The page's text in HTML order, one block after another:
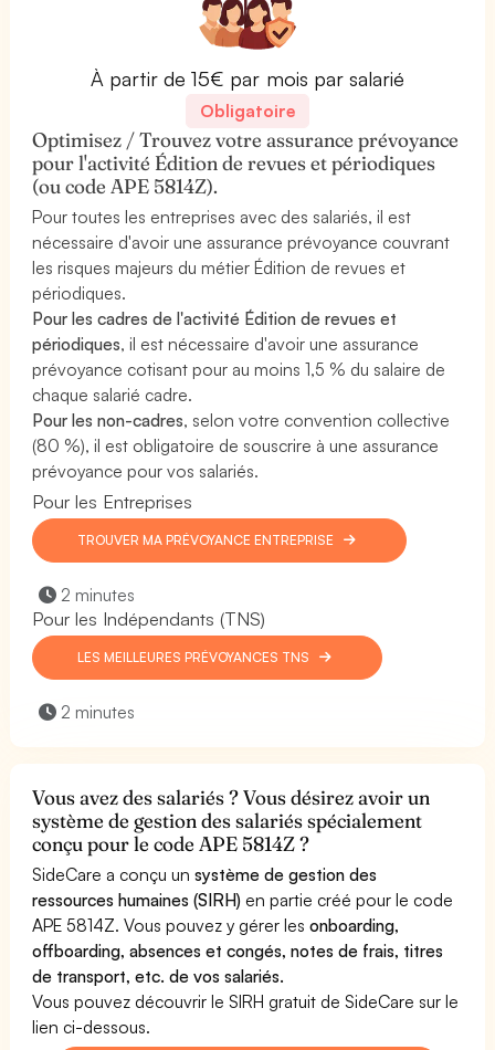
À partir de 15€ par mois par salarié
Obligatoire
Optimisez / Trouvez votre assurance prévoyance
pour l'activité Édition de revues et périodiques
(ou code APE 5814Z).
Pour toutes les entreprises avec des salariés, il est
nécessaire d'avoir une assurance prévoyance couvrant
les risques majeurs du métier Édition de revues et
périodiques.
Pour les cadres de l'activité Édition de revues et
périodiques, il est nécessaire d'avoir une assurance
prévoyance cotisant pour au moins 1,5 % du salaire de
chaque salarié cadre.
Pour les non-cadres, selon votre convention collective
(80 %), il est obligatoire de souscrire à une assurance
prévoyance pour vos salariés.
Pour les Entreprises
TROUVER MA PRÉVOYANCE ENTREPRISE
2 minutes
Pour les Indépendants (TNS)
LES MEILLEURES PRÉVOYANCES TNS
2 minutes
Vous avez des salariés ? Vous désirez avoir un
système de gestion des salariés spécialement
conçu pour le code APE 5814Z ?
SideCare a conçu unsystème de gestion des
ressources humaines (SIRH) en partie créé pour le code
APE 5814Z. Vous pouvez y gérer lesonboarding,
offboarding, absences et congés, notes de frais, titres
de transport, etc. de vos salariés.
Vous pouvez découvrir le SIRH gratuit de SideCare sur le
lien ci-dessous.